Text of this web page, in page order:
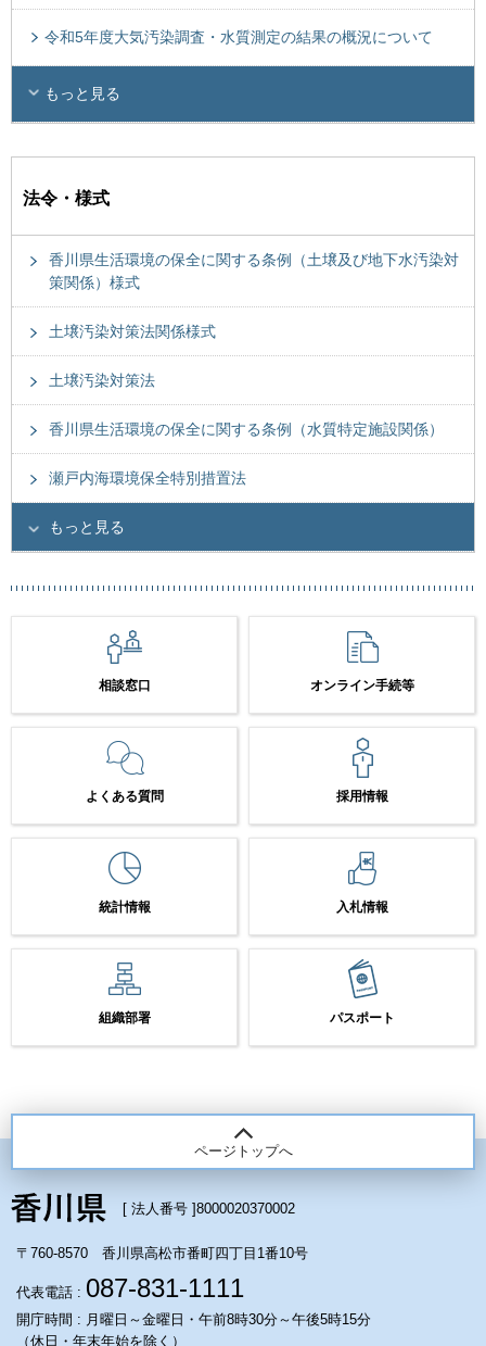
令和5年度大気汚染調査・水質測定の結果の概況について
もっと見る
法令・様式
香川県生活環境の保全に関する条例（土壌及び地下水汚染対
策関係）様式
土壌汚染対策法関係様式
土壌汚染対策法
香川県生活環境の保全に関する条例（水質特定施設関係）
瀬戸内海環境保全特別措置法
もっと見る
相談窓口 オンライン手続等
よくある質問 採用情報
統計情報 入札情報
組織部署 パスポート
ページトップへ
[ 法人番号 ]8000020370002
〒760-8570 香川県高松市番町四丁目1番10号
代表電話 : 087-831-1111
開庁時間 : 月曜日～金曜日・午前8時30分～午後5時15分
（休日・年末年始を除く）